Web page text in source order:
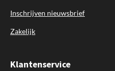
Inschrijven nieuwsbrief
Zakelijk
Klantenservice